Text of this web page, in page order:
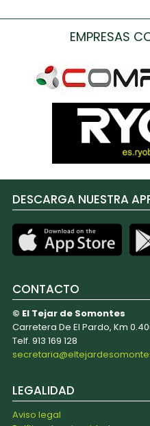
EMPRESAS
DESCARGA NUESTRA
CONTACTO
© El Tejar de Somontes
Carretera De El Pardo, Km
Telf. 913 169 128
LEGALIDAD
Aviso legal